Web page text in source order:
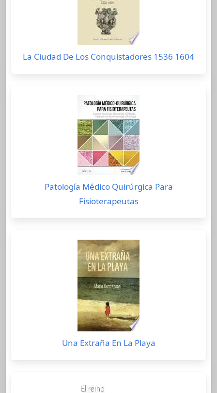
La Ciudad De Los Conquistadores 1536 1604
Patología Médico Quirúrgica Para
Fisioterapeutas
Una Extraña En La Playa